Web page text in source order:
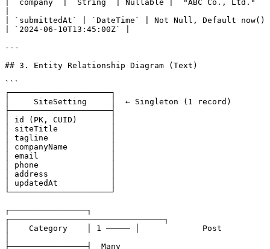
| `company` | `String` | Nullable | `"ABC Co., Ltd."`
| `submittedAt` | `DateTime` | Not Null, Default now()
| `2024-06-10T13:45:00Z` |
---
## 3. Entity Relationship Diagram (Text)
```
┌─────────────────────┐
│     SiteSetting     │  ← Singleton (1 record)
├─────────────────────┤
│ id (PK, CUID)       │
│ siteTitle           │
│ tagline             │
│ companyName         │
│ email               │
│ phone               │
│ address             │
│ updatedAt           │
└─────────────────────┘
┌────────────────┐
┌────────────────────────────────┐
│    Category    │ 1 ───── │             Post
├────────────────┤  Many